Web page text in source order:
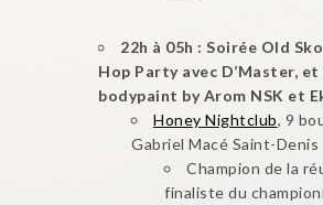
22h à 05h : Soirée Old
Hop Party avec D’Master,
bodypaint by Arom NSK et
Honey Nightclub, 9
Gabriel Macé Saint-Denis
Champion de la
finaliste du